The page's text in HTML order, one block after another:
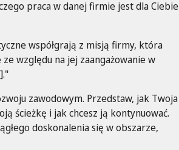
praca w danej firmie jest dla Ciebie
współgrają z misją firmy, która
ze względu na jej zaangażowanie w
zawodowym. Przedstaw, jak Twoja
ścieżkę i jak chcesz ją kontynuować.
doskonalenia się w obszarze,